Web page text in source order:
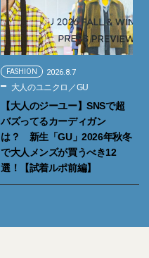
FASHION 2026.8.7
大人のユニクロ／GU
【大人のジーユー】SNSで超
バズってるカーディガン
は？ 新生「GU」2026年秋冬
で大人メンズが買うべき12
選！【試着ルポ前編】